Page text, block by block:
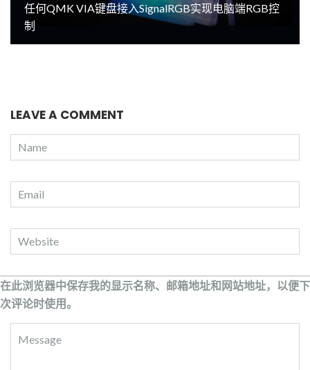
任何QMK VIA键盘接入SignalRGB实现电脑端RGB控
制
LEAVE A COMMENT
在此浏览器中保存我的显示名称、邮箱地址和网站地址，以便下
次评论时使用。